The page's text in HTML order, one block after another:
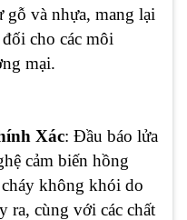
gỗ và nhựa, mang lại
cho các môi
mại.
Xác: Đầu báo lửa
cảm biến hồng
không khói do
ra, cùng với các chất